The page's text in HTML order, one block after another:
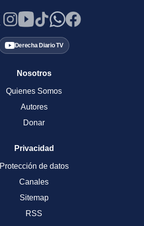
Derecha Diario TV
Nosotros
Quienes Somos
Autores
Donar
Privacidad
Protección de datos
Canales
Sitemap
RSS